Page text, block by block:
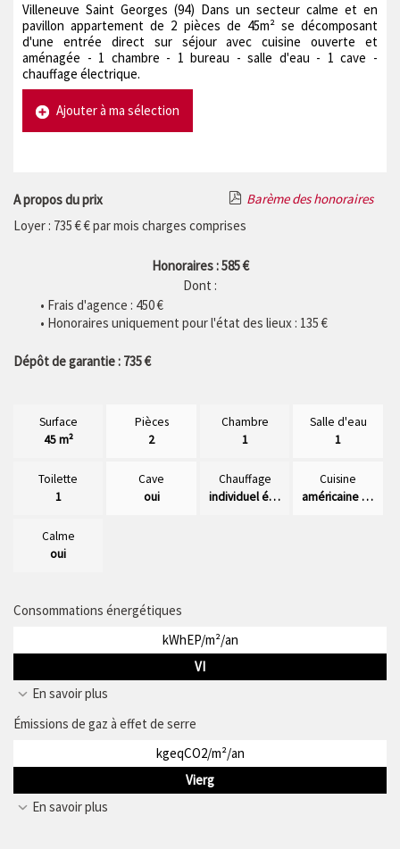
Villeneuve Saint Georges (94) Dans un secteur calme et en
pavillon appartement de 2 pièces de 45m² se décomposant
d'une entrée direct sur séjour avec cuisine ouverte et
aménagée - 1 chambre - 1 bureau - salle d'eau - 1 cave -
chauffage électrique.
Ajouter à ma sélection
A propos du prix
Barème des honoraires
Loyer : 735 € € par mois charges comprises
Honoraires : 585 €
Dont :
• Frais d'agence : 450€
• Honoraires uniquement pour l'état des lieux : 135 €
Dépôt de garantie : 735 €
Surface
45 m²
Pièces
2
Chambre
1
Salle d'eau
1
Toilette
1
Cave
oui
Chauffage
individuel électrique
Cuisine
américaine équipée
Calme
oui
Consommations énergétiques
kWhEP/m²/an
VI
En savoir plus
Émissions de gaz à effet de serre
kgeqCO2/m²/an
Vierg
En savoir plus